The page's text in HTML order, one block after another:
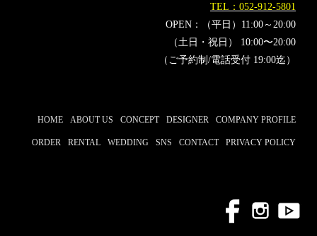
TEL：052-912-5801
OPEN：（平日）11:00～20:00
（土日・祝日） 10:00〜20:00
（ご予約制/電話受付 19:00迄）
HOME ABOUT US CONCEPT DESIGNER COMPANY PROFILE
ORDER RENTAL WEDDING SNS CONTACT PRIVACY POLICY